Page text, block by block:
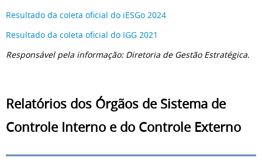
Resultado da coleta oficial do iESGo 2024
Resultado da coleta oficial do IGG 2021
Responsável pela informação: Diretoria de Gestão Estratégica.
Relatórios dos Órgãos de Sistema de
Controle Interno e do Controle Externo